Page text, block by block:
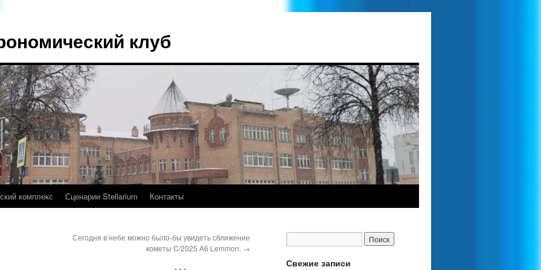
клуб
комплекс Сценарии Stellarium Контакты
Сегодня в небе можно было-бы увидеть сближение
кометы C/2025 A6 Lemmon. →
Свежие записи